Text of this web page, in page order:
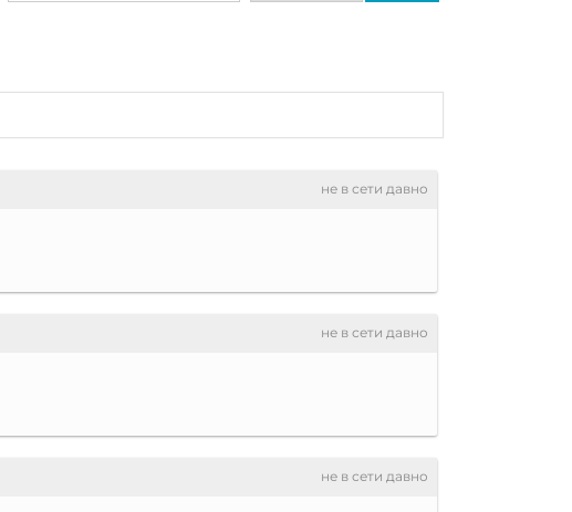
не в сети давно
не в сети давно
не в сети давно